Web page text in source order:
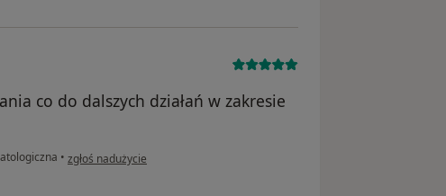
co do dalszych działań w zakresie
• w opinii użytkownika IR
zgłoś nadużycie